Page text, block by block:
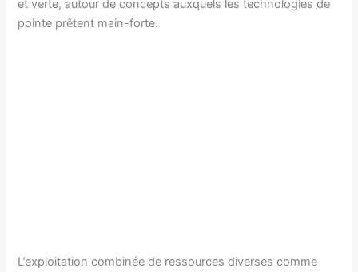
et verte, autour de concepts auxquels les technologies de
pointe prêtent main-forte.
L’exploitation combinée de ressources diverses comme